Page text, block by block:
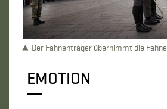
Der Fahnenträger übernimmt die Fahne
EMOTION